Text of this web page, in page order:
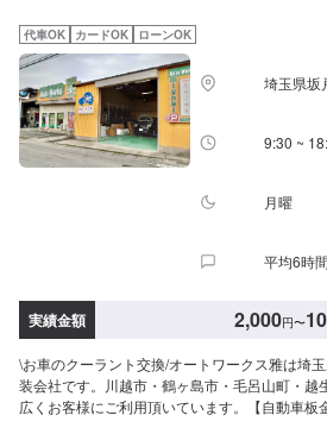
にご相談ください！
代車OK カードOK ローンOK
埼玉県坂
9:30 ~
月曜
平均6時
実績金額 2,000円〜
\お車のクーラント交換/オートワークス雅は埼
装会社です。川越市・鶴ヶ島市・毛呂山町・越
広くお客様にご利用頂いています。【自動車板